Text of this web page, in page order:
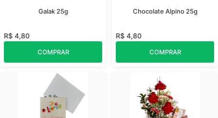
Galak 25g
R$ 4,80
COMPRAR
Chocolate Alpino 25g
R$ 4,80
COMPRAR